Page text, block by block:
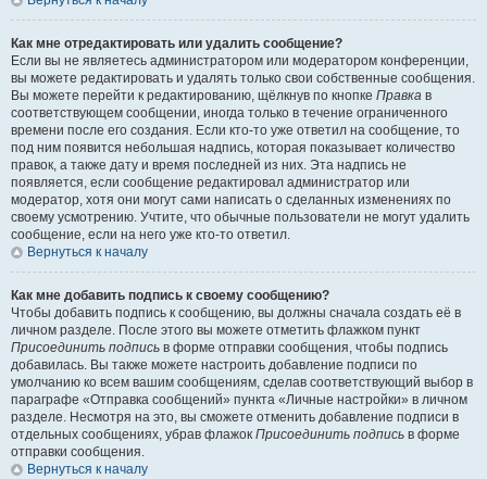
Как мне отредактировать или удалить сообщение?
Если вы не являетесь администратором или модератором конференции,
вы можете редактировать и удалять только свои собственные сообщения.
Вы можете перейти к редактированию, щёлкнув по кнопке Правка в
соответствующем сообщении, иногда только в течение ограниченного
времени после его создания. Если кто-то уже ответил на сообщение, то
под ним появится небольшая надпись, которая показывает количество
правок, а также дату и время последней из них. Эта надпись не
появляется, если сообщение редактировал администратор или
модератор, хотя они могут сами написать о сделанных изменениях по
своему усмотрению. Учтите, что обычные пользователи не могут удалить
сообщение, если на него уже кто-то ответил.
Вернуться к началу
Как мне добавить подпись к своему сообщению?
Чтобы добавить подпись к сообщению, вы должны сначала создать её в
личном разделе. После этого вы можете отметить флажком пункт
Присоединить подпись в форме отправки сообщения, чтобы подпись
добавилась. Вы также можете настроить добавление подписи по
умолчанию ко всем вашим сообщениям, сделав соответствующий выбор в
параграфе «Отправка сообщений» пункта «Личные настройки» в личном
разделе. Несмотря на это, вы сможете отменить добавление подписи в
отдельных сообщениях, убрав флажок Присоединить подпись в форме
отправки сообщения.
Вернуться к началу